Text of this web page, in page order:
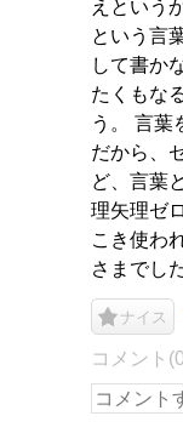
えという
という言
して書か
たくもな
う。 言葉
だから、
ど、言葉
理矢理ゼ
こき使わ
さまでし
ナイス
コメント